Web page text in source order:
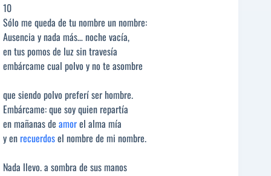
10
Sólo me queda de tu nombre un nombre:
Ausencia y nada más… noche vacía,
en tus pomos de luz sin travesía
embárcame cual polvo y no te asombre
que siendo polvo preferí ser hombre.
Embárcame: que soy quien repartía
en mañanas de amorel alma mía
y en recuerdosel nombre de mi nombre.
Nada llevo. a sombra de sus manos